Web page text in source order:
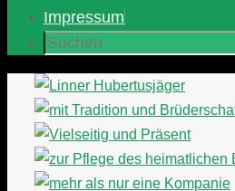
Impressum
Suchen